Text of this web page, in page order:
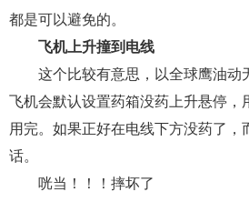
都是可以避免的。
飞机上升撞到电线
这个比较有意思，以全球鹰油动
飞机会默认设置药箱没药上升悬停，
用完。如果正好在电线下方没药了，
话。
咣当！！！摔坏了